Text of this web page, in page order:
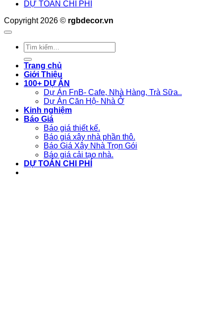
DỰ TOÁN CHI PHÍ
Copyright 2026 © rgbdecor.vn
Tìm
kiếm:
Trang chủ
Giới Thiệu
100+ DỰ ÁN
Dự Án FnB- Cafe, Nhà Hàng, Trà Sữa..
Dự Án Căn Hộ- Nhà Ở
Kinh nghiệm
Báo Giá
Báo giá thiết kế.
Báo giá xây nhà phần thô.
Báo Giá Xây Nhà Trọn Gói
Báo giá cải tạo nhà.
DỰ TOÁN CHI PHÍ